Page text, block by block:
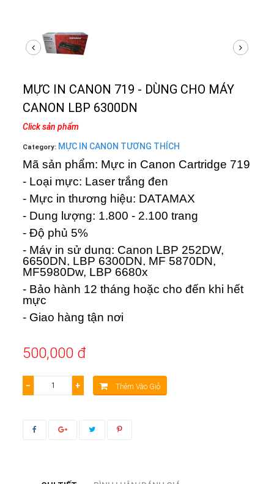
MỰC IN CANON 719 - DÙNG CHO MÁY
CANON LBP 6300DN
Click sản phẩm
Category: MỰC IN CANON TƯƠNG THÍCH
Mã sản phẩm: Mực in Canon Cartridge 719
- Loại mực: Laser trắng đen
- Mực in thương hiệu: DATAMAX
- Dung lượng: 1.800 - 2.100 trang
- Độ phủ 5%
- Máy in sử dụng: Canon LBP 252DW,
6650DN, LBP 6300DN, MF 5870DN,
MF5980Dw, LBP 6680x
- Bảo hành 12 tháng hoặc cho đến khi hết
mực
- Giao hàng tận nơi
500,000 đ
− + Thêm Vào Giỏ